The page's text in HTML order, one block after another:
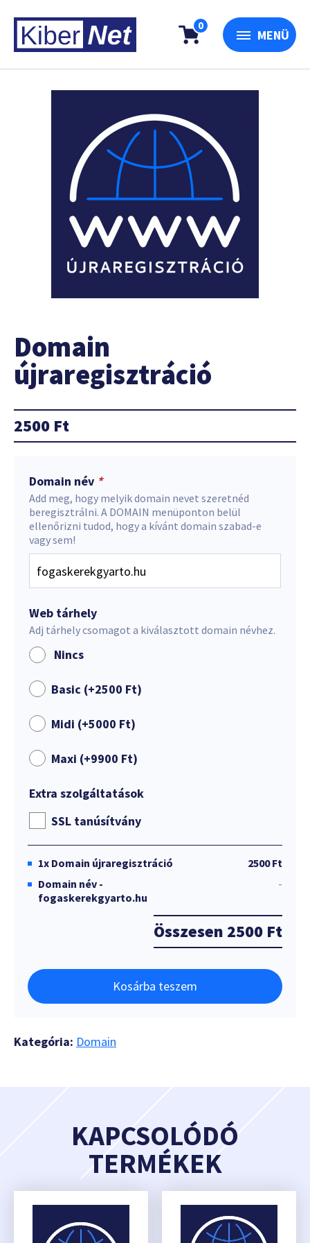
0
MENÜ
Domain
újraregisztráció
2500 Ft
Domain név *
Add meg, hogy melyik domain nevet szeretnéd
beregisztrálni. A DOMAIN menüponton belül
ellenőrizni tudod, hogy a kívánt domain szabad-e
vagy sem!
Web tárhely
Adj tárhely csomagot a kiválasztott domain névhez.
Nincs
Basic (+2500 Ft)
Midi (+5000 Ft)
Maxi (+9900 Ft)
Extra szolgáltatások
SSL tanúsítvány
1x Domain újraregisztráció
2500 Ft
Domain név -
fogaskerekgyarto.hu
-
Összesen 2500 Ft
Kosárba teszem
Kategória: Domain
KAPCSOLÓDÓ
TERMÉKEK